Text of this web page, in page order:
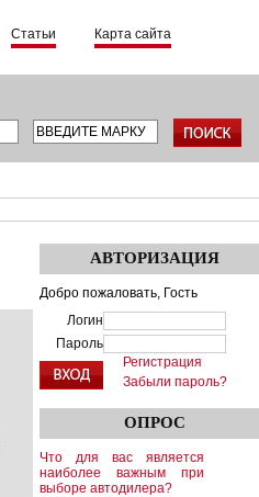
Статьи Карта сайта
АВТОРИЗАЦИЯ
Добро пожаловать, Гость
Логин
Пароль
Регистрация
Забыли пароль?
ОПРОС
Что для вас является
наиболее важным при
выборе автодилера?